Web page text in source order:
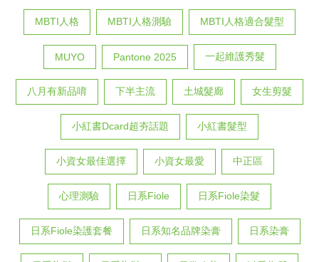
MBTI人格 MBTI人格測驗 MBTI人格適合髮型
MUYO Pantone 2025 一起維護秀髮
八月有新品唷 下半主流 土城髮廊 女生剪髮
小紅書Dcard超夯話題 小紅書髮型
小資女最佳選擇 小資女最愛 中正區
心理測驗 日系Fiole 日系Fiole染髮
日系Fiole染護套餐 日系知名品牌染膏 日系染膏